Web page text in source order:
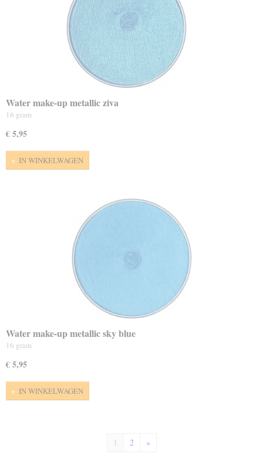
Water make-up metallic ziva
16 gram
€ 5,95
IN WINKELWAGEN
Water make-up metallic sky blue
16 gram
€ 5,95
IN WINKELWAGEN
1 2 »